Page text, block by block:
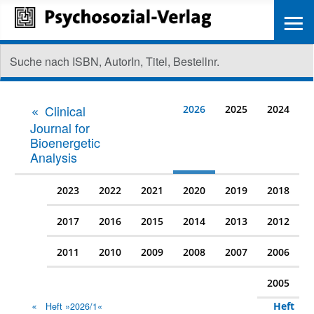
Clinical
Journal for
Bioenergetic
Analysis
2026 2025 2024
2023 2022 2021 2020 2019 2018
2017 2016 2015 2014 2013 2012
2011 2010 2009 2008 2007 2006
2005
Heft »2026/1« Heft
≡